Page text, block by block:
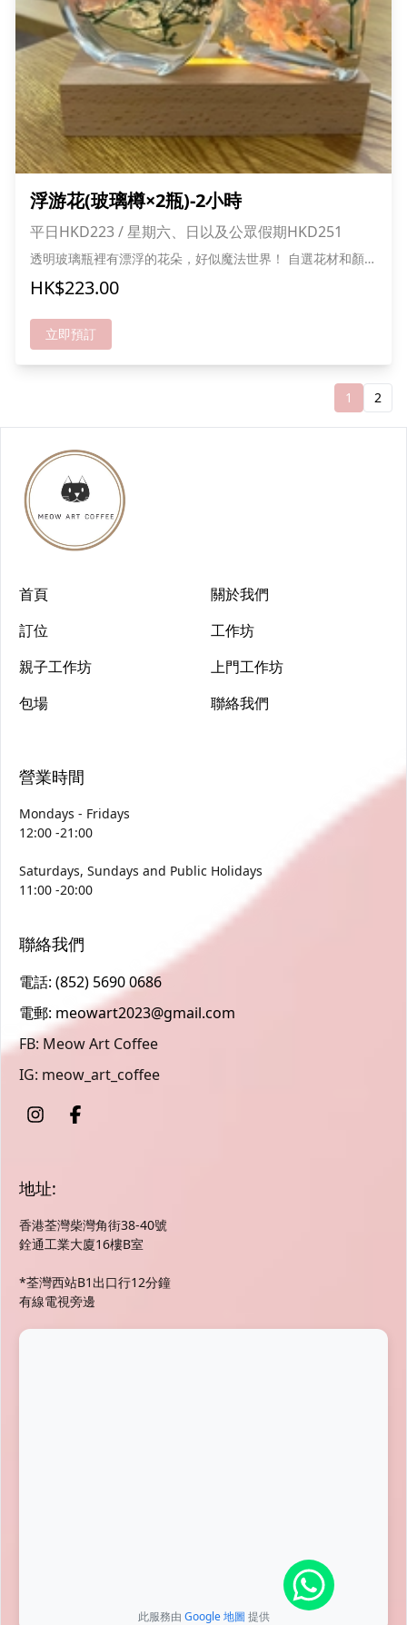
浮游花(玻璃樽×2瓶)-2小時
平日HKD223 / 星期六、日以及公眾假期HKD251
透明玻璃瓶裡有漂浮的花朵，好似魔法世界！ 自選花材和顏
色，打造夢幻小瓶子 親手擺花好玩又療癒 花朵長久保存，日
日都咁靚！ 快黎做你自己嘅魔法花瓶喇！ *成功報名可獲送貓
HK$223.00
立即預訂
1 2
首頁
關於我們
訂位
工作坊
親子工作坊
上門工作坊
包場
聯絡我們
營業時間
Mondays - Fridays
12:00 -21:00
Saturdays, Sundays and Public Holidays
11:00 -20:00
聯絡我們
電話: (852) 5690 0686
電郵: meowart2023@gmail.com
FB: Meow Art Coffee
IG: meow_art_coffee
地址:
香港荃灣柴灣角街38-40號
銓通工業大廈16樓B室
*荃灣西站B1出口行12分鐘
有線電視旁邊
此服務由 Google 地圖 提供